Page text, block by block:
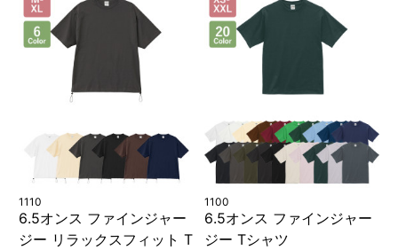
1110
6.5オンス ファインジャー
ジー リラックスフィット T
1100
6.5オンス ファインジャー
ジー Tシャツ